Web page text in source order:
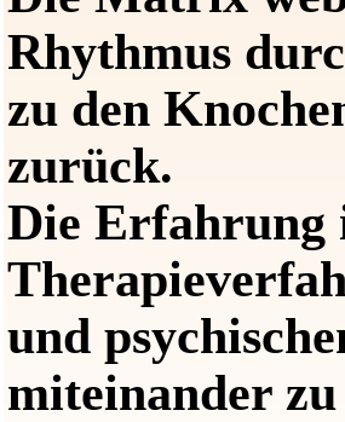
Rhythmus
zu den
zurück.
Die Erfahrung
und
miteinander